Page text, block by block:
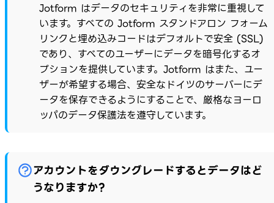
Jotform はデータのセキュリティを非常に重視して
います。すべての Jotform スタンドアロン フォーム
リンクと埋め込みコードはデフォルトで安全 (SSL)
であり、すべてのユーザーにデータを暗号化するオ
プションを提供しています。Jotform はまた、ユー
ザーが希望する場合、安全なドイツのサーバーにデ
ータを保存できるようにすることで、厳格なヨーロ
ッパのデータ保護法を遵守しています。
アカウントをダウングレードするとデータはど
うなりますか?